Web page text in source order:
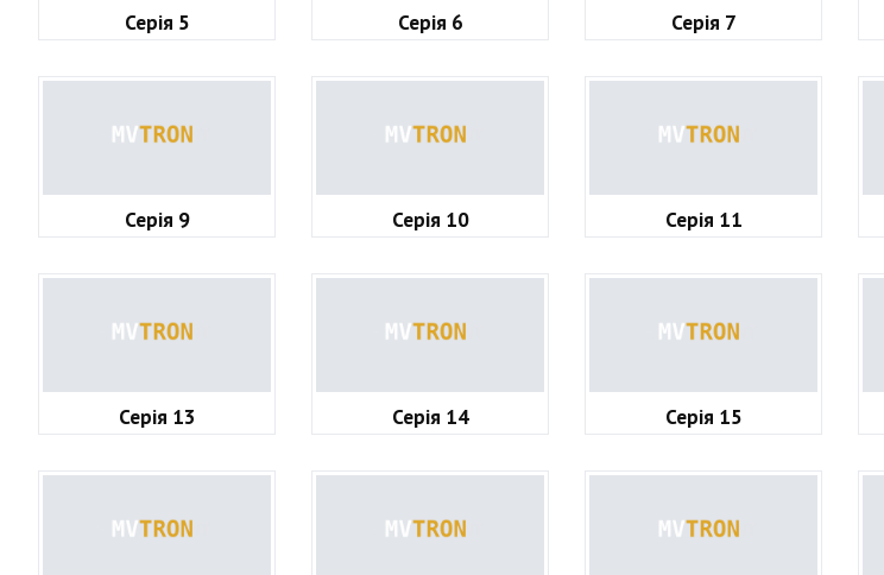
Серія 5 Серія 6 Серія 7
Серія 9 Серія 10 Серія 11
Серія 13 Серія 14 Серія 15